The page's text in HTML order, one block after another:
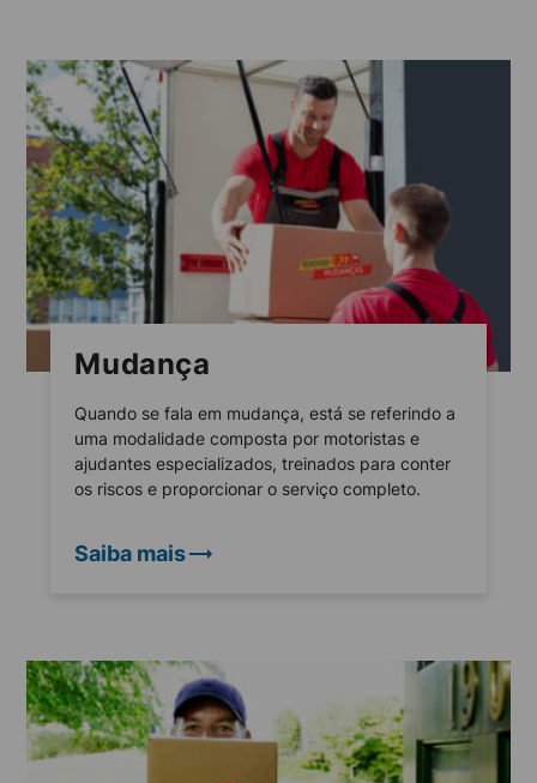
Mudança
Quando se fala em mudança, está se referindo a
uma modalidade composta por motoristas e
ajudantes especializados, treinados para conter
os riscos e proporcionar o serviço completo.
Saiba mais